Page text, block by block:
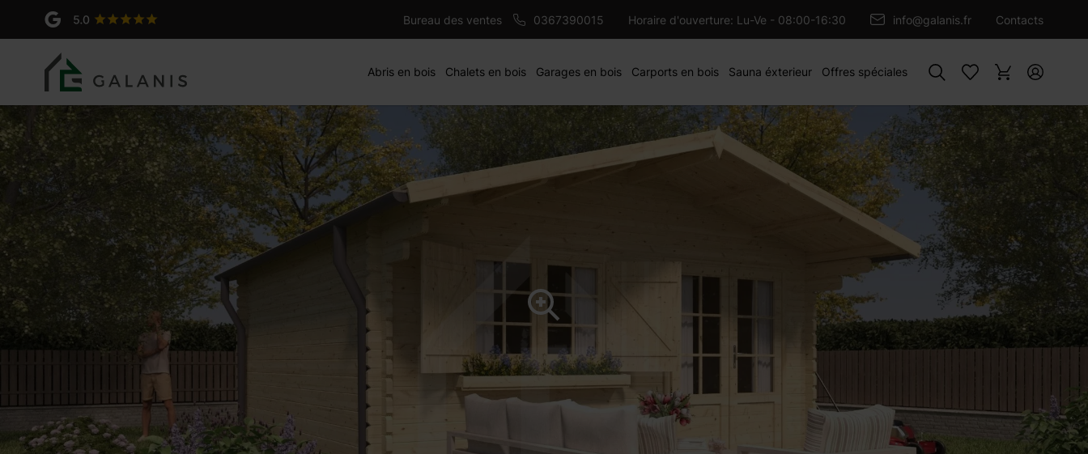
Bureau des ventes 0367390015 Horaire d'ouverture: Lu-Ve - 08:00-16:30 info@galanis.fr
Contacts
Rechercher
Abris en bois Chalets en bois Garages en bois Carports en bois Sauna éxterieur Offres spéciales